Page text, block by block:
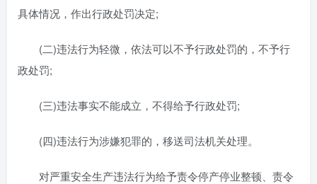
具体情况，作出行政处罚决定;
(二)违法行为轻微，依法可以不予行政处罚的，不予行
政处罚;
(三)违法事实不能成立，不得给予行政处罚;
(四)违法行为涉嫌犯罪的，移送司法机关处理。
对严重安全生产违法行为给予责令停产停业整顿、责令